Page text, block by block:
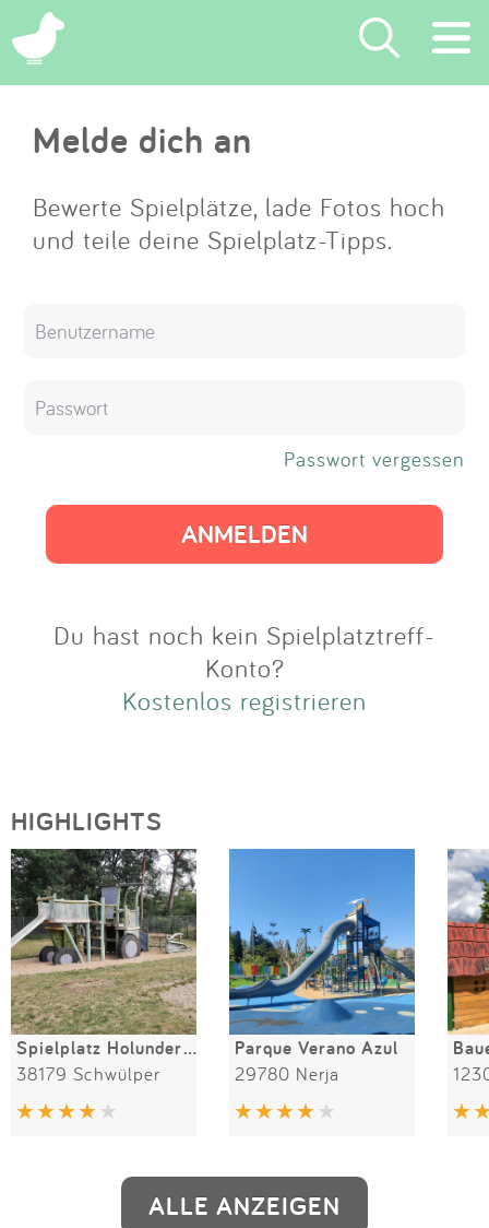
×
Suchen
Eintragen
App
Melde dich an
Bewerte Spielplätze, lade Fotos hoch
und teile deine Spielplatz-Tipps.
Passwort vergessen
Du hast noch kein Spielplatztreff-
Konto?
Kostenlos registrieren
HIGHLIGHTS
Spielplatz Holunderweg
38179 Schwülper
Parque Verano Azul
29780 Nerja
ALLE ANZEIGEN